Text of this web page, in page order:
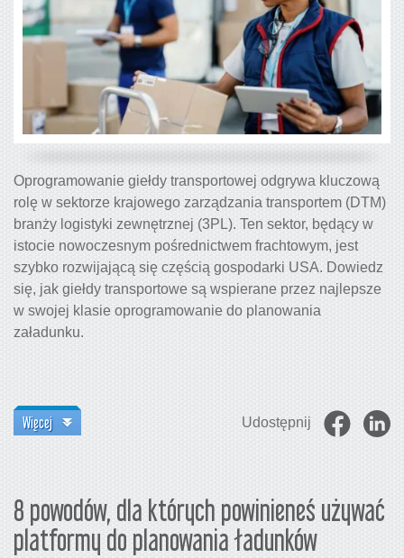
Oprogramowanie giełdy transportowej odgrywa kluczową
rolę w sektorze krajowego zarządzania transportem (DTM)
branży logistyki zewnętrznej (3PL). Ten sektor, będący w
istocie nowoczesnym pośrednictwem frachtowym, jest
szybko rozwijającą się częścią gospodarki USA. Dowiedz
się, jak giełdy transportowe są wspierane przez najlepsze
w swojej klasie oprogramowanie do planowania
załadunku.
Więcej Udostępnij
8 powodów, dla których powinieneś używać
platformy do planowania ładunków